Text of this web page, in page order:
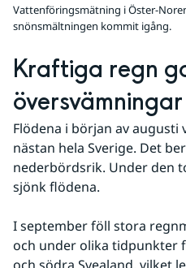
Vattenföringsmätning i Öster-
snönsmältningen kommit igång.
Kraftiga regn
översvämningar
Flödena i början av
nästan hela Sverige. Det
nederbördsrik. Under den
sjönk flödena.
I september föll stora
och under olika tidpunkter
och södra Svealand, vilket